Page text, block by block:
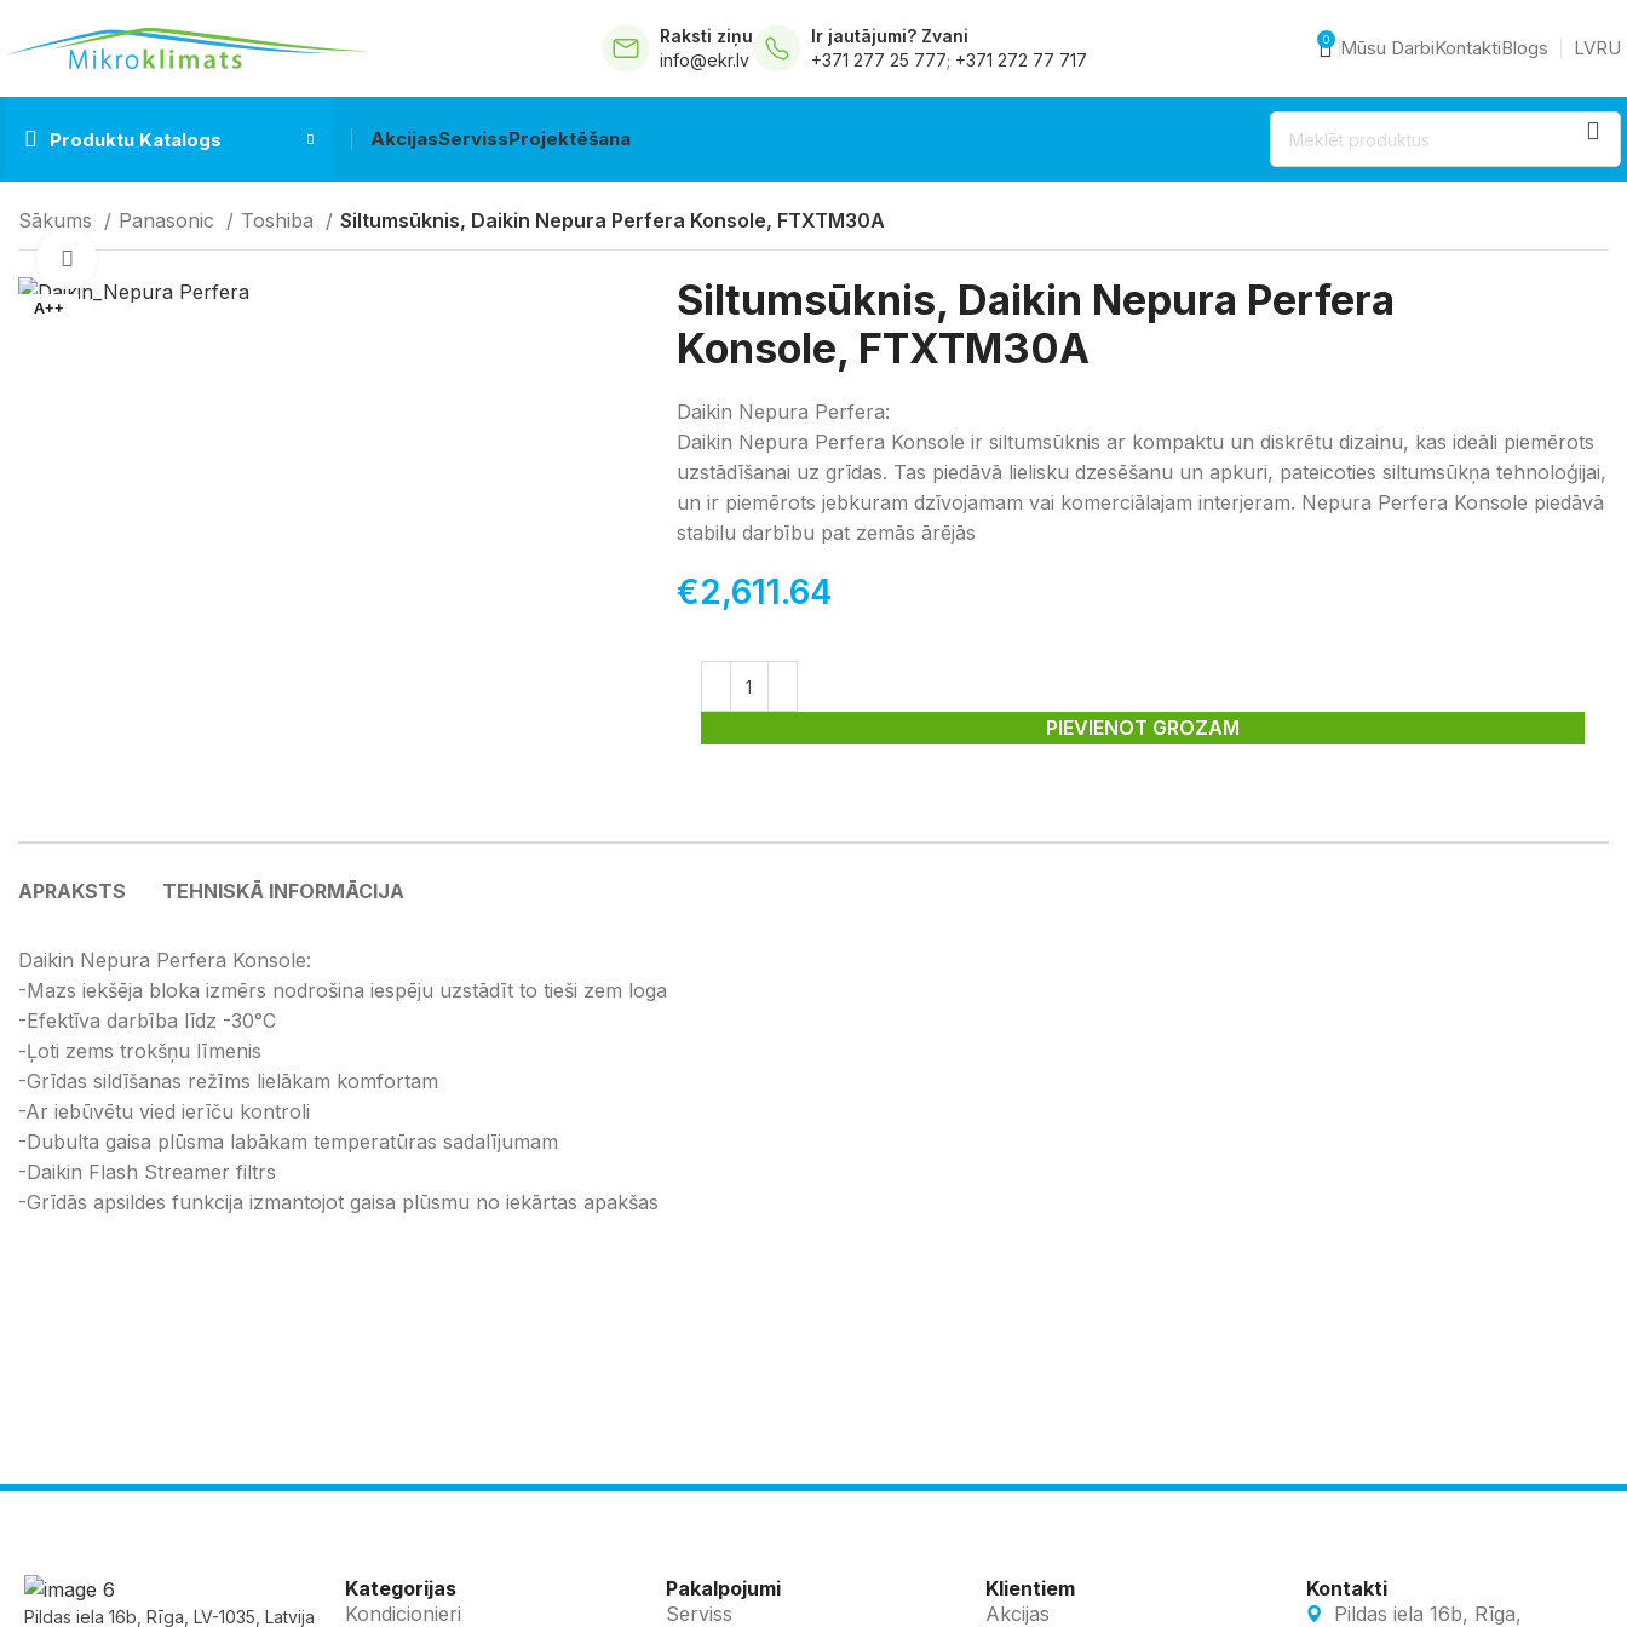
Raksti ziņu
info@ekr.lv
Ir jautājumi? Zvani
+371 277 25 777; +371 272 77 717
0 Mūsu DarbiKontaktiBlogs LVRU
Produktu Katalogs AkcijasServissProjektēšana
Sākums Panasonic Toshiba Siltumsūknis, Daikin Nepura Perfera Konsole, FTXTM30A
A++
Siltumsūknis, Daikin Nepura Perfera
Konsole, FTXTM30A
Daikin Nepura Perfera:
Daikin Nepura Perfera Konsole ir siltumsūknis ar kompaktu un diskrētu dizainu, kas ideāli piemērots
uzstādīšanai uz grīdas. Tas piedāvā lielisku dzesēšanu un apkuri, pateicoties siltumsūkņa tehnoloģijai,
un ir piemērots jebkuram dzīvojamam vai komerciālajam interjeram. Nepura Perfera Konsole piedāvā
stabilu darbību pat zemās ārējās
€2,611.64
PIEVIENOT GROZAM
APRAKSTS TEHNISKĀ INFORMĀCIJA
Daikin Nepura Perfera Konsole:
-Mazs iekšēja bloka izmērs nodrošina iespēju uzstādīt to tieši zem loga
-Efektīva darbība līdz -30°C
-Ļoti zems trokšņu līmenis
-Grīdas sildīšanas režīms lielākam komfortam
-Ar iebūvētu vied ierīču kontroli
-Dubulta gaisa plūsma labākam temperatūras sadalījumam
-Daikin Flash Streamer filtrs
-Grīdās apsildes funkcija izmantojot gaisa plūsmu no iekārtas apakšas
Pildas iela 16b, Rīga, LV-1035, Latvija
Kategorijas
Kondicionieri
Pakalpojumi
Serviss
Klientiem
Akcijas
Kontakti
Pildas iela 16b, Rīga,